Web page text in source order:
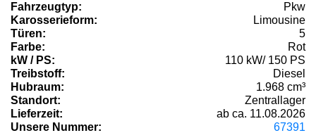
Fahrzeugtyp:
Pkw
Karosserieform:
Limousine
Türen:
5
Farbe:
Rot
kW / PS:
110 kW/ 150 PS
Treibstoff:
Diesel
Hubraum:
1.968 cm³
Standort:
Zentrallager
Lieferzeit:
ab ca. 11.08.2026
Unsere Nummer:
67391